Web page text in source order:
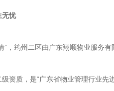
无忧
”，筠州二区由广东翔顺物业服务
资质，是“广东省物业管理行业